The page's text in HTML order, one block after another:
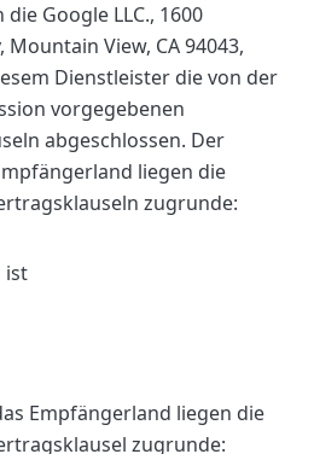
Google LLC., 1600
View, CA 94043,
Dienstleister die von der
vorgegebenen
abgeschlossen. Der
liegen die
zugrunde:
ist
Empfängerland liegen die
zugrunde: